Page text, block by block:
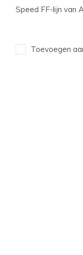
Speed FF-lijn van
Toevoegen